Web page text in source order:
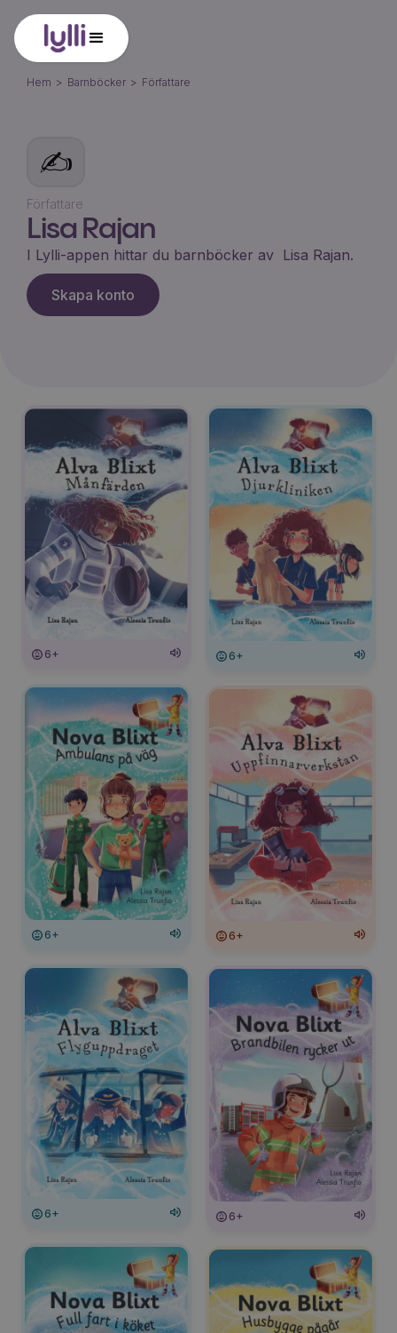
Hem > Barnböcker > Författare
✍️
Författare
Lisa Rajan
I Lylli-appen hittar du barnböcker av Lisa Rajan.
Skapa konto
6+ 6+
6+ 6+
6+ 6+